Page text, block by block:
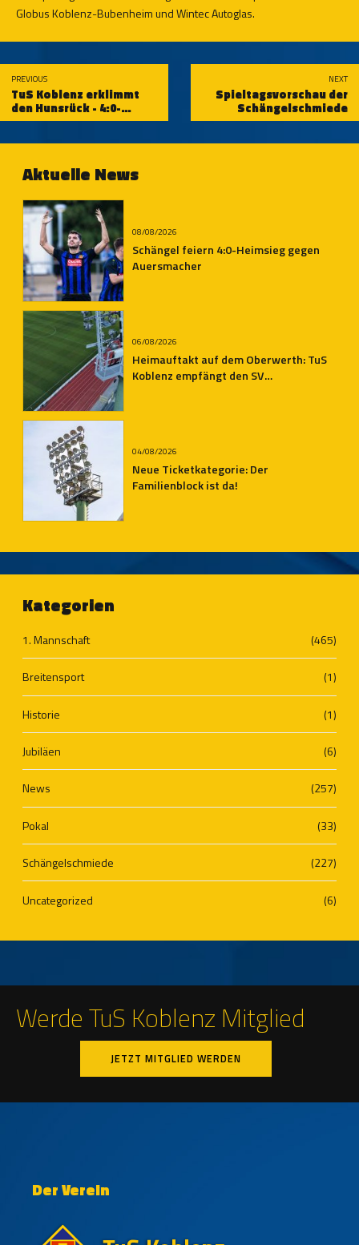
Globus Koblenz-Bubenheim und Wintec Autoglas.
PREVIOUS
TuS Koblenz erklimmt
den Hunsrück - 4:0-
Auswärtserfolg beim TuS
NEXT
Spieltagsvorschau der
Schängelschmiede
Aktuelle News
08/08/2026
Schängel feiern 4:0-Heimsieg gegen
Auersmacher
06/08/2026
Heimauftakt auf dem Oberwerth: TuS
Koblenz empfängt den SV
04/08/2026
Neue Ticketkategorie: Der
Familienblock ist da!
Kategorien
1. Mannschaft (465)
Breitensport (1)
Historie (1)
Jubiläen (6)
News (257)
Pokal (33)
Schängelschmiede (227)
Uncategorized (6)
Werde TuS Koblenz Mitglied
JETZT MITGLIED WERDEN
Der Verein